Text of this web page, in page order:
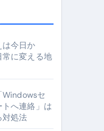
レーター #小林将大
は今日か
に変える地
Windowsセ
へ連絡」は
対処法